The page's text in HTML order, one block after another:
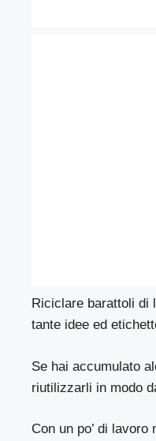
Riciclare barattoli di
tante idee ed
Se hai accumulato
riutilizzarli in modo
Con un po’ di lavoro